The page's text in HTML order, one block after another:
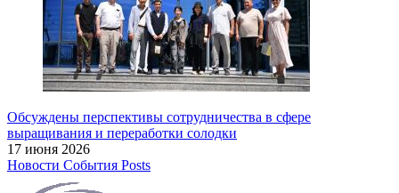
Обсуждены перспективы сотрудничества в сфере
выращивания и переработки солодки
17 июня 2026
Новости События Posts